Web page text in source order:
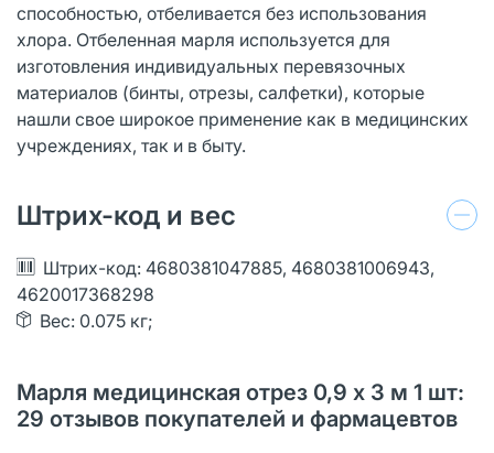
способностью, отбеливается без использования
хлора. Отбеленная марля используется для
изготовления индивидуальных перевязочных
материалов (бинты, отрезы, салфетки), которые
нашли свое широкое применение как в медицинских
учреждениях, так и в быту.
Штрих-код и вес
Штрих-код: 4680381047885, 4680381006943,
4620017368298
Вес: 0.075 кг;
Марля медицинская отрез 0,9 х 3 м 1 шт:
29 отзывов покупателей и фармацевтов